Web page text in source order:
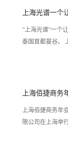
上海光谱一
“上海光谱”一个
泰国首都曼谷。
上海佰捷商务
上海佰捷商务年
限公司在上海举